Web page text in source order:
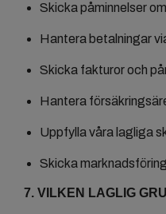
Skicka påminnelser
Hantera betalningar
Skicka fakturor och
Hantera
Uppfylla våra lagliga
Skicka
7. VILKEN LAGLIG